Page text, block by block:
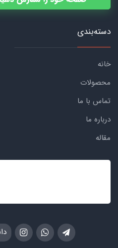
دسته‌بندی
خانه
محصولات
تماس با ما
درباره ما
مقاله